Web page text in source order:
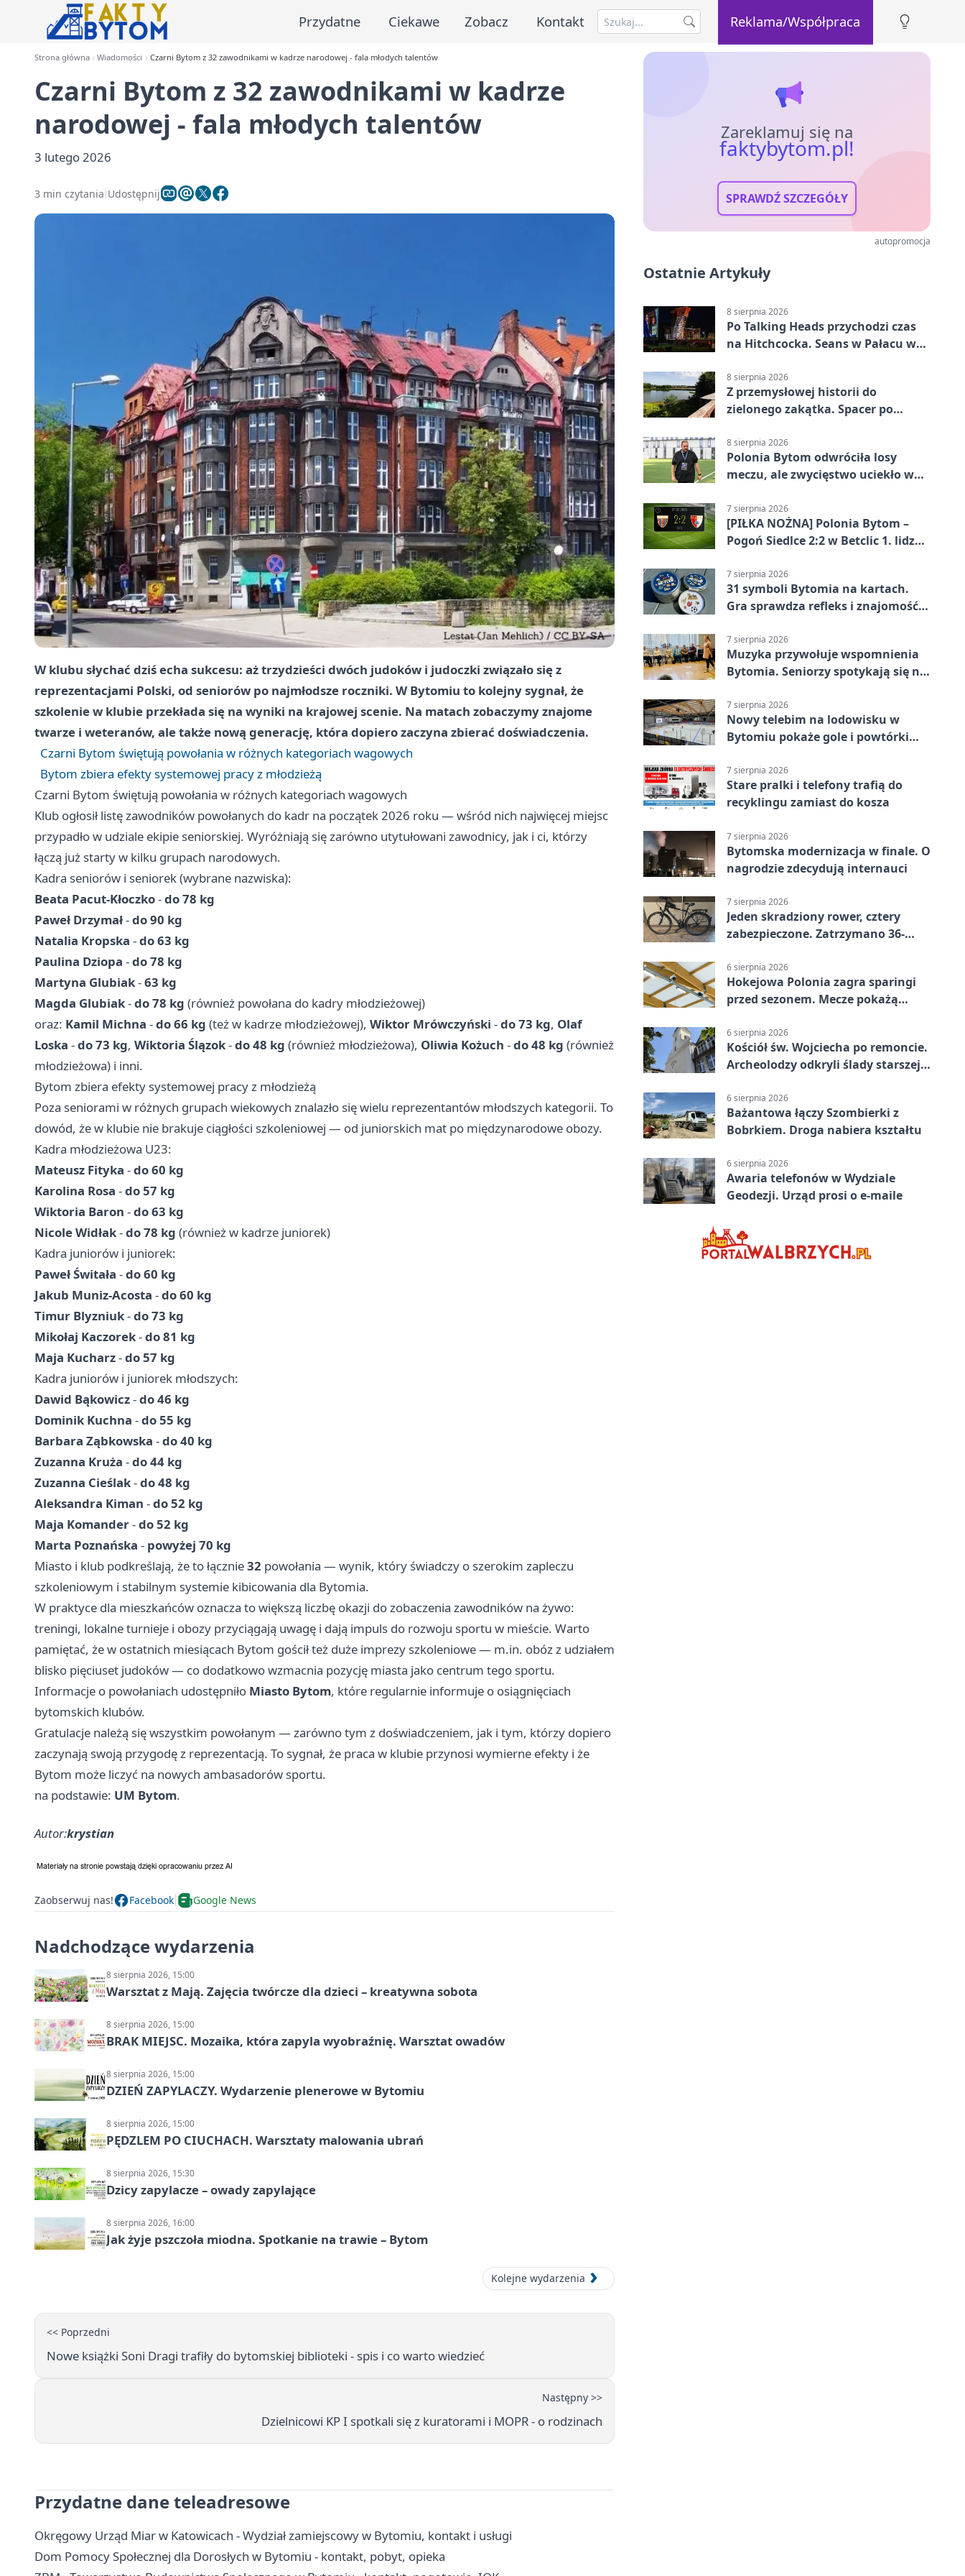
Przydatne Ciekawe Zobacz Kontakt Reklama/Współpraca
Strona główna Wiadomości Czarni Bytom z 32 zawodnikami w kadrze narodowej - fala młodych talentów
Czarni Bytom z 32 zawodnikami w kadrze
narodowej - fala młodych talentów
3 lutego 2026
3 min czytania Udostępnij
W klubu słychać dziś echa sukcesu: aż trzydzieści dwóch judoków i judoczki związało się z
reprezentacjami Polski, od seniorów po najmłodsze roczniki. W Bytomiu to kolejny sygnał, że
szkolenie w klubie przekłada się na wyniki na krajowej scenie. Na matach zobaczymy znajome
twarze i weteranów, ale także nową generację, która dopiero zaczyna zbierać doświadczenia.
Czarni Bytom świętują powołania w różnych kategoriach wagowych
Bytom zbiera efekty systemowej pracy z młodzieżą
Czarni Bytom świętują powołania w różnych kategoriach wagowych
Klub ogłosił listę zawodników powołanych do kadr na początek 2026 roku — wśród nich najwięcej miejsc
przypadło w udziale ekipie seniorskiej. Wyróżniają się zarówno utytułowani zawodnicy, jak i ci, którzy
łączą już starty w kilku grupach narodowych.
Kadra seniorów i seniorek (wybrane nazwiska):
Beata Pacut-Kłoczko-do 78 kg
Paweł Drzymał-do 90 kg
Natalia Kropska -do 63 kg
Paulina Dziopa -do 78 kg
Martyna Glubiak-63 kg
Magda Glubiak-do 78 kg (również powołana do kadry młodzieżowej)
oraz: Kamil Michna -do 66 kg (też w kadrze młodzieżowej), Wiktor Mrówczyński -do 73 kg, Olaf
Loska -do 73 kg, Wiktoria Ślązok-do 48 kg (również młodzieżowa), Oliwia Kożuch -do 48 kg (również
młodzieżowa) i inni.
Bytom zbiera efekty systemowej pracy z młodzieżą
Poza seniorami w różnych grupach wiekowych znalazło się wielu reprezentantów młodszych kategorii. To
dowód, że w klubie nie brakuje ciągłości szkoleniowej — od juniorskich mat po międzynarodowe obozy.
Kadra młodzieżowa U23:
Mateusz Fityka -do 60 kg
Karolina Rosa -do 57 kg
Wiktoria Baron -do 63 kg
Nicole Widłak-do 78 kg (również w kadrze juniorek)
Kadra juniorów i juniorek:
Paweł Świtała -do 60 kg
Jakub Muniz-Acosta -do 60 kg
Timur Blyzniuk-do 73 kg
Mikołaj Kaczorek-do 81 kg
Maja Kucharz-do 57 kg
Kadra juniorów i juniorek młodszych:
Dawid Bąkowicz-do 46 kg
Dominik Kuchna -do 55 kg
Barbara Ząbkowska -do 40 kg
Zuzanna Kruża -do 44 kg
Zuzanna Cieślak-do 48 kg
Aleksandra Kiman -do 52 kg
Maja Komander-do 52 kg
Marta Poznańska - powyżej 70 kg
Miasto i klub podkreślają, że to łącznie32 powołania — wynik, który świadczy o szerokim zapleczu
szkoleniowym i stabilnym systemie kibicowania dla Bytomia.
W praktyce dla mieszkańców oznacza to większą liczbę okazji do zobaczenia zawodników na żywo:
treningi, lokalne turnieje i obozy przyciągają uwagę i dają impuls do rozwoju sportu w mieście. Warto
pamiętać, że w ostatnich miesiącach Bytom gościł też duże imprezy szkoleniowe — m.in. obóz z udziałem
blisko pięciuset judoków — co dodatkowo wzmacnia pozycję miasta jako centrum tego sportu.
Informacje o powołaniach udostępniło Miasto Bytom, które regularnie informuje o osiągnięciach
bytomskich klubów.
Gratulacje należą się wszystkim powołanym — zarówno tym z doświadczeniem, jak i tym, którzy dopiero
zaczynają swoją przygodę z reprezentacją. To sygnał, że praca w klubie przynosi wymierne efekty i że
Bytom może liczyć na nowych ambasadorów sportu.
na podstawie: UM Bytom.
Autor:krystian
Zaobserwuj nas! Facebook Google News
Nadchodzące wydarzenia
8 sierpnia 2026, 15:00
Warsztat z Mają. Zajęcia twórcze dla dzieci – kreatywna sobota
8 sierpnia 2026, 15:00
BRAK MIEJSC. Mozaika, która zapyla wyobraźnię. Warsztat owadów
8 sierpnia 2026, 15:00
DZIEŃ ZAPYLACZY. Wydarzenie plenerowe w Bytomiu
8 sierpnia 2026, 15:00
PĘDZLEM PO CIUCHACH. Warsztaty malowania ubrań
8 sierpnia 2026, 15:30
Dzicy zapylacze – owady zapylające
8 sierpnia 2026, 16:00
Jak żyje pszczoła miodna. Spotkanie na trawie – Bytom
Kolejne wydarzenia
<< Poprzedni
Nowe książki Soni Dragi trafiły do bytomskiej biblioteki - spis i co warto wiedzieć
Następny >>
Dzielnicowi KP I spotkali się z kuratorami i MOPR - o rodzinach
Przydatne dane teleadresowe
Okręgowy Urząd Miar w Katowicach - Wydział zamiejscowy w Bytomiu, kontakt i usługi
Dom Pomocy Społecznej dla Dorosłych w Bytomiu - kontakt, pobyt, opieka
Zareklamuj się na
faktybytom.pl!
SPRAWDŹ SZCZEGÓŁY
autopromocja
Ostatnie Artykuły
8 sierpnia 2026
Po Talking Heads przychodzi czas
na Hitchcocka. Seans w Pałacu w
8 sierpnia 2026
Z przemysłowej historii do
zielonego zakątka. Spacer po
8 sierpnia 2026
Polonia Bytom odwróciła losy
meczu, ale zwycięstwo uciekło w
7 sierpnia 2026
[PIŁKA NOŻNA] Polonia Bytom –
Pogoń Siedlce 2:2 w Betclic 1. lidze.
ale stracili zwycięstwo
7 sierpnia 2026
31 symboli Bytomia na kartach.
Gra sprawdza refleks i znajomość
7 sierpnia 2026
Muzyka przywołuje wspomnienia
Bytomia. Seniorzy spotykają się na
7 sierpnia 2026
Nowy telebim na lodowisku w
Bytomiu pokaże gole i powtórki
7 sierpnia 2026
Stare pralki i telefony trafią do
recyklingu zamiast do kosza
7 sierpnia 2026
Bytomska modernizacja w finale. O
nagrodzie zdecydują internauci
7 sierpnia 2026
Jeden skradziony rower, cztery
zabezpieczone. Zatrzymano 36-
6 sierpnia 2026
Hokejowa Polonia zagra sparingi
przed sezonem. Mecze pokażą
6 sierpnia 2026
Kościół św. Wojciecha po remoncie.
Archeolodzy odkryli ślady starszej
6 sierpnia 2026
Bażantowa łączy Szombierki z
Bobrkiem. Droga nabiera kształtu
6 sierpnia 2026
Awaria telefonów w Wydziale
Geodezji. Urząd prosi o e-maile